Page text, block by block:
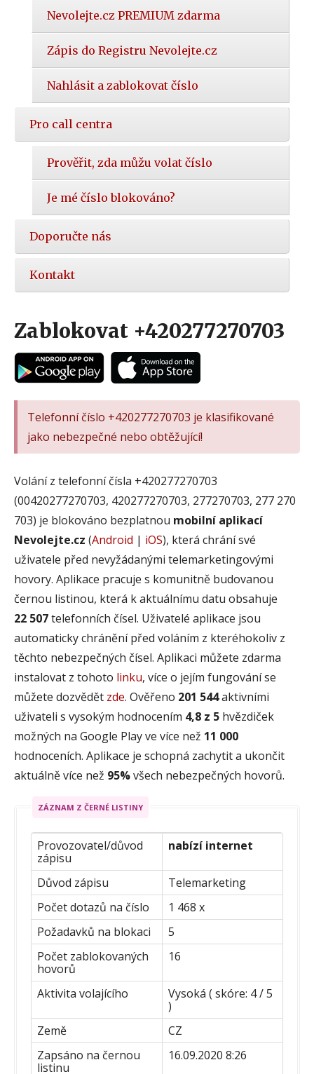
Nevolejte.cz PREMIUM zdarma
Zápis do Registru Nevolejte.cz
Nahlásit a zablokovat číslo
Pro call centra
Prověřit, zda můžu volat číslo
Je mé číslo blokováno?
Doporučte nás
Kontakt
Zablokovat +420277270703
Telefonní číslo +420277270703 je klasifikované
jako nebezpečné nebo obtěžující!
Volání z telefonní čísla +420277270703
(00420277270703, 420277270703, 277270703, 277 270
703) je blokováno bezplatnou mobilní aplikací
Nevolejte.cz (Android | iOS), která chrání své
uživatele před nevyžádanými telemarketingovými
hovory. Aplikace pracuje s komunitně budovanou
černou listinou, která k aktuálnímu datu obsahuje
22 507telefonních čísel. Uživatelé aplikace jsou
automaticky chránění před voláním z kteréhokoliv z
těchto nebezpečných čísel. Aplikaci můžete zdarma
instalovat z tohoto linku, více o jejím fungování se
můžete dozvědět zde. Ověřeno 201 544aktivními
uživateli s vysokým hodnocením 4,8 z 5 hvězdiček
možných na Google Play ve více než 11 000
hodnoceních. Aplikace je schopná zachytit a ukončit
aktuálně více než 95%všech nebezpečných hovorů.
ZÁZNAM Z ČERNÉ LISTINY
Provozovatel/důvod
zápisu
nabízí internet
Důvod zápisu
Telemarketing
Počet dotazů na číslo
1 468 x
Požadavků na blokaci
5
Počet zablokovaných
hovorů
16
Aktivita volajícího
Vysoká ( skóre: 4 / 5
)
Země
CZ
Zapsáno na černou
listinu
16.09.2020 8:26